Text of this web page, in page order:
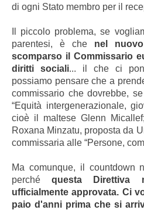
di ogni Stato membro per il
Il piccolo problema, se
parentesi, è che nel
scomparso il Commissario
diritti sociali... il che ci
possiamo pensare che a
commissario che dovrebbe,
“Equità intergenerazionale,
cioè il maltese Glenn
Roxana Minzatu, proposta da
commissaria alle “Persone,
Ma comunque, il countdown
perchéquesta
ufficialmente approvata. Ci
paio d'anni prima che si